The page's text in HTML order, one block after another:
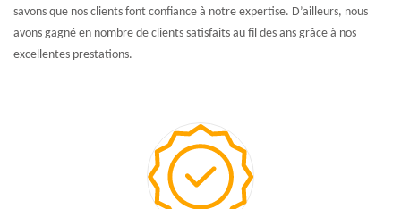
savons que nos clients font confiance à notre expertise. D’ailleurs, nous
avons gagné en nombre de clients satisfaits au fil des ans grâce à nos
excellentes prestations.